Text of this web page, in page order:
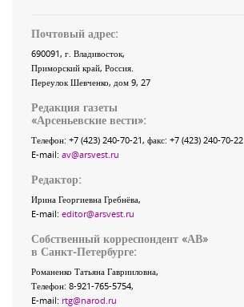
Почтовый адрес:
690091, г. Владивосток,
Приморский край, Россия
Переулок Шевченко, дом 9, 27
Редакция газеты
«Арсеньевские вести»:
Телефон: +7 (423) 240-70-21, факс: +7 (423) 240-70-22
E-mail: av@arsvest.ru
Редактор:
Ирина Георгиевна Гребнёва,
E-mail: editor@arsvest.ru
Собственный корреспондент «АВ»
в Санкт-Петербурге:
Романенко Татьяна Гаврииловна,
Телефон: 8-921-765-5754,
E-mail: rtg@narod.ru